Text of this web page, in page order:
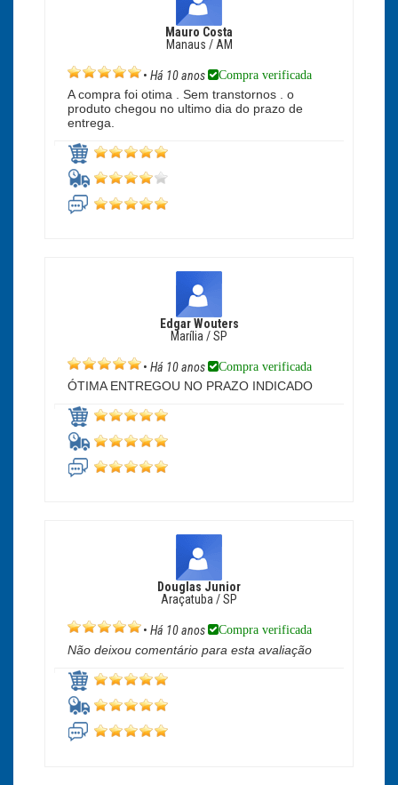
Mauro Costa
Manaus / AM
• Há 10 anos Compra verificada
A compra foi otima . Sem transtornos . o
produto chegou no ultimo dia do prazo de
entrega.
Edgar Wouters
Marília / SP
• Há 10 anos Compra verificada
ÓTIMA ENTREGOU NO PRAZO INDICADO
Douglas Junior
Araçatuba / SP
• Há 10 anos Compra verificada
Não deixou comentário para esta avaliação